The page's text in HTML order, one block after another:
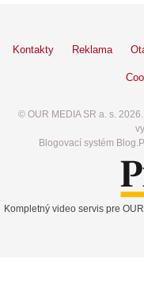
Kontakty Reklama
© OUR MEDIA SR a. s.
Blogovací systém
Kompletný video servis pre